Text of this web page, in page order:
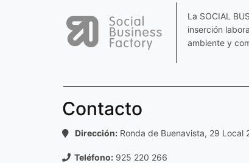
La SOCIAL
inserción
ambiente y
Contacto
Dirección: Ronda de Buenavista, 29
Teléfono: 925 220 266